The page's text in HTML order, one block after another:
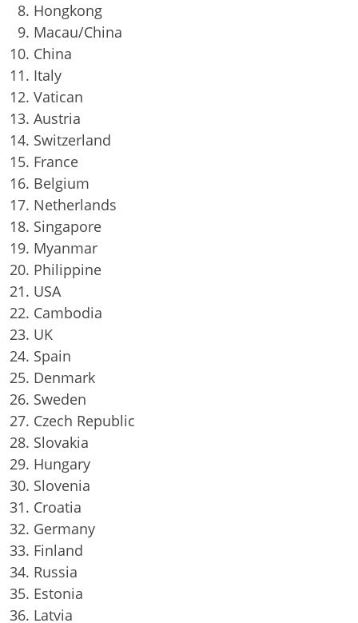
Hongkong
Macau/China
China
Italy
Vatican
Austria
Switzerland
France
Belgium
Netherlands
Singapore
Myanmar
Philippine
USA
Cambodia
UK
Spain
Denmark
Sweden
Czech Republic
Slovakia
Hungary
Slovenia
Croatia
Germany
Finland
Russia
Estonia
Latvia